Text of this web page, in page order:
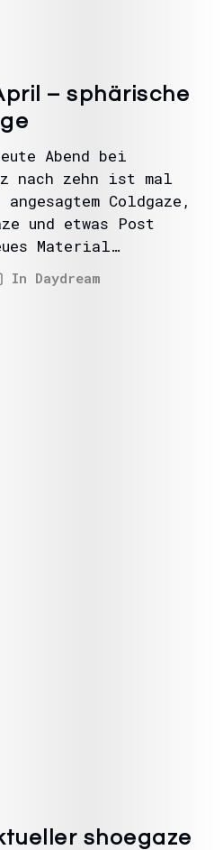
– sphärische
Abend bei
nach zehn ist mal
Coldgaze,
und etwas Post
Material…
In Daydream
shoegaze